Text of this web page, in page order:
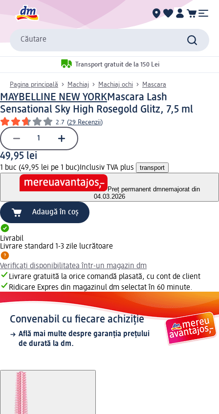
Căutare
Transport gratuit de la 150 Lei
Pagina principală Machiaj Machiaj ochi Mascara
MAYBELLINE NEW YORKMascara Lash
Sensational Sky High Rosegold Glitz, 7,5 ml
2.7 (29 Recenzii)
49,95 lei
1 buc (49,95 lei pe 1 buc) Inclusiv TVA plus transport
Preț permanent dmnemajorat din
04.03.2026
Adaugă în coș
Livrabil
Livrare standard 1-3 zile lucrătoare
Verificați disponibilitatea într-un magazin dm
Livrare gratuită la orice comandă plasată, cu cont de client
Ridicare Expres din magazinul dm selectat în 60 minute.
Convenabil cu fiecare achiziție
Află mai multe despre garanția prețului
de durată la dm.